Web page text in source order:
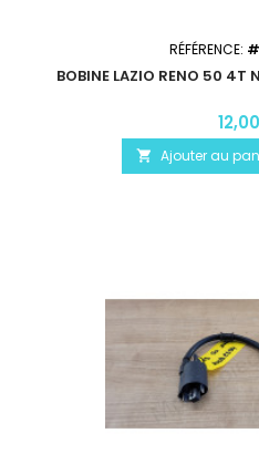
RÉFÉRENCE:
BOBINE LAZIO RENO 50 4T
 Ajouter au